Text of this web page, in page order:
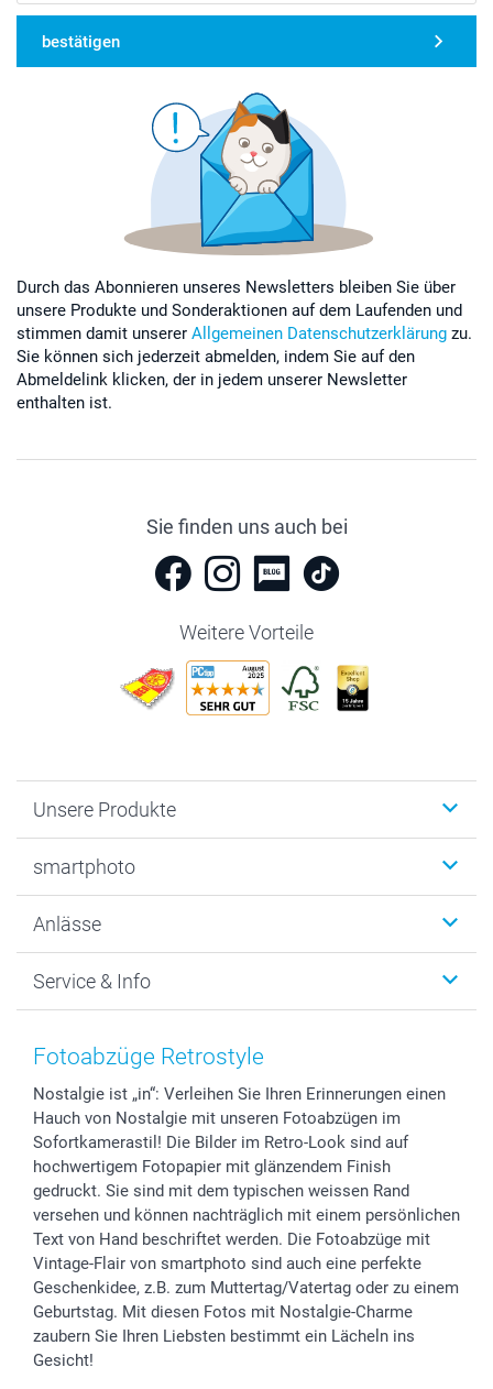
bestätigen
Durch das Abonnieren unseres Newsletters bleiben Sie über
unsere Produkte und Sonderaktionen auf dem Laufenden und
stimmen damit unserer Allgemeinen Datenschutzerklärung zu.
Sie können sich jederzeit abmelden, indem Sie auf den
Abmeldelink klicken, der in jedem unserer Newsletter
enthalten ist.
Sie finden uns auch bei
Weitere Vorteile
Unsere Produkte
Fotogeschenke
MyNameBook
Fotoabzüge, Fotos als Buch & Poster
Zubehör & Material
Foto-Kalender & Agenden
Sticker & Etiketten
Geschenk-Gutscheine (PDF)
smartphoto
Warum smartphoto
Datenschutz
AGB
Presse
Partnerprogramme
Investor Relations
B2B smartbusiness
Widerrufsrecht
Anlässe
Neujahr
Muttertag
Kommunion & Konfirmation
Hochzeit
Geburtstag
Geburt
Zu allen Anlässen
Service & Info
Preise und Versandkosten
48h Lieferung
Zahlungsmöglichkeiten
Anmelden /Registrieren
Sitemap
Status der Bestellung
smartfriends
smartgarantie
smartbonus
Fotoabzüge Retrostyle
Nostalgie ist „in“: Verleihen Sie Ihren Erinnerungen einen
Hauch von Nostalgie mit unseren Fotoabzügen im
Sofortkamerastil! Die Bilder im Retro-Look sind auf
hochwertigem Fotopapier mit glänzendem Finish
gedruckt. Sie sind mit dem typischen weissen Rand
versehen und können nachträglich mit einem persönlichen
Text von Hand beschriftet werden. Die Fotoabzüge mit
Vintage-Flair von smartphoto sind auch eine perfekte
Geschenkidee, z.B. zum Muttertag/Vatertag oder zu einem
Geburtstag. Mit diesen Fotos mit Nostalgie-Charme
zaubern Sie Ihren Liebsten bestimmt ein Lächeln ins
Gesicht!